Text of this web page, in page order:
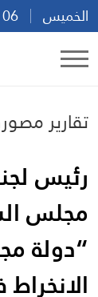
الخميس
10:38
تقارير
رئيس
مجلس
“دولة